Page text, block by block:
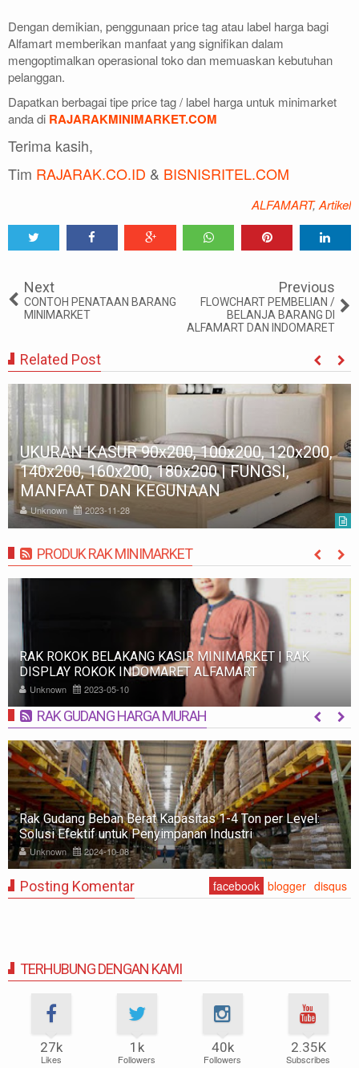
Dengan demikian, penggunaan price tag atau label harga bagi
Alfamart memberikan manfaat yang signifikan dalam
mengoptimalkan operasional toko dan memuaskan kebutuhan
pelanggan.
Dapatkan berbagai tipe price tag / label harga untuk minimarket
anda di RAJARAKMINIMARKET.COM
Terima kasih,
Tim RAJARAK.CO.ID & BISNISRITEL.COM
ALFAMART,Artikel
Next
CONTOH PENATAAN BARANG
MINIMARKET
Previous
FLOWCHART PEMBELIAN /
BELANJA BARANG DI
ALFAMART DAN INDOMARET
Related Post
UKURAN KASUR 90x200, 100x200, 120x200,
140x200, 160x200, 180x200 | FUNGSI,
MANFAAT DAN KEGUNAAN
Unknown 2023-11-28
PRODUK RAK MINIMARKET MORE
RAK ROKOK BELAKANG KASIR MINIMARKET | RAK
DISPLAY ROKOK INDOMARET ALFAMART
Unknown 2023-05-10
RAK GUDANG HARGA MURAH MORE
Rak Gudang Beban Berat Kapasitas 1-4 Ton per Level:
Solusi Efektif untuk Penyimpanan Industri
Unknown 2024-10-08
Posting Komentar facebook blogger disqus
TERHUBUNG DENGAN KAMI
27k
Likes
1k
Followers
40k
Followers
2.35K
Subscribes